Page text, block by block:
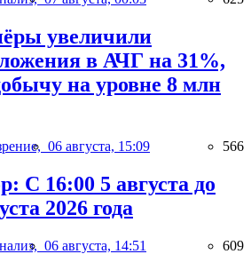
увеличили
в АЧГ на 31%,
на уровне 8 млн
06 августа, 15:09 566
С 16:00 5 августа до
2026 года
06 августа, 14:51 609